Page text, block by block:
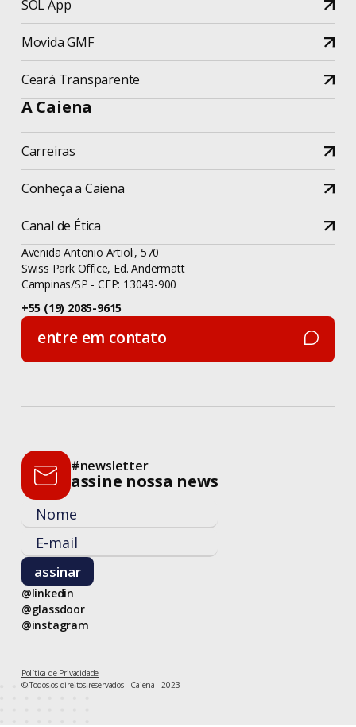
SOL App
Movida GMF
Ceará Transparente
A Caiena
Carreiras
Conheça a Caiena
Canal de Ética
Avenida Antonio Artioli, 570
Swiss Park Office, Ed. Andermatt
Campinas/SP - CEP: 13049-900
+55 (19) 2085-9615
entre em contato
entre em contato
#newsletter
assine nossa news
@linkedin
@glassdoor
@instagram
Política de Privacidade
© Todos os direitos reservados - Caiena - 2023